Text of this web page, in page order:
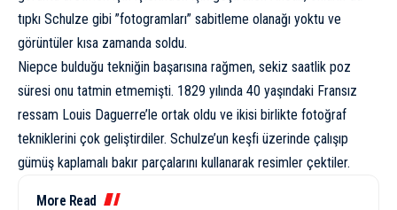
tıpkı Schulze gibi ”fotogramları” sabitleme olanağı yoktu ve
görüntüler kısa zamanda soldu.
Niepce bulduğu tekniğin başarısına rağmen, sekiz saatlik poz
süresi onu tatmin etmemişti. 1829 yılında 40 yaşındaki Fransız
ressam Louis Daguerre’le ortak oldu ve ikisi birlikte fotoğraf
tekniklerini çok geliştirdiler. Schulze’un keşfi üzerinde çalışıp
gümüş kaplamalı bakır parçalarını kullanarak resimler çektiler.
More Read